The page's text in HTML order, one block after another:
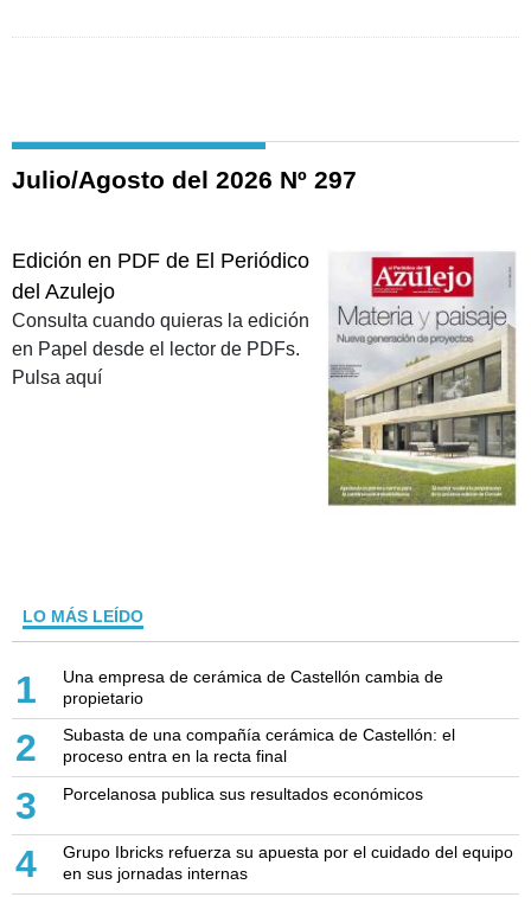
Julio/Agosto del 2026 Nº 297
Edición en PDF de El Periódico
del Azulejo
Consulta cuando quieras la edición
en Papel desde el lector de PDFs.
Pulsa aquí
LO MÁS LEÍDO
1
Una empresa de cerámica de Castellón cambia de
propietario
2
Subasta de una compañía cerámica de Castellón: el
proceso entra en la recta final
3 Porcelanosa publica sus resultados económicos
4
Grupo Ibricks refuerza su apuesta por el cuidado del equipo
en sus jornadas internas